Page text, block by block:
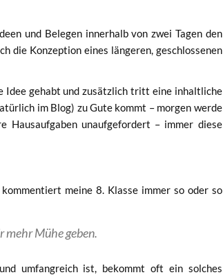
und Bele­gen inner­halb von zwei Tagen den
die Kon­zep­ti­on eines län­ge­ren, geschlos­se­nen
Idee gehabt und zusätz­lich tritt eine inhalt­li­che
im Blog) zu Gute kommt – mor­gen wer­de
Haus­auf­ga­ben unauf­ge­for­dert – immer die­se
mei­ne 8. Klas­se immer so oder so
mehr Mühe geben.
umfang­reich ist, bekommt oft ein sol­ches